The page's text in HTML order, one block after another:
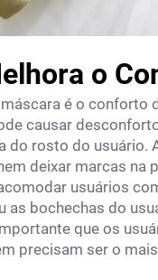
o
é o conforto
causar
do rosto do usuário.
deixar marcas
usuários
as bochechas do
que os
precisam ser o